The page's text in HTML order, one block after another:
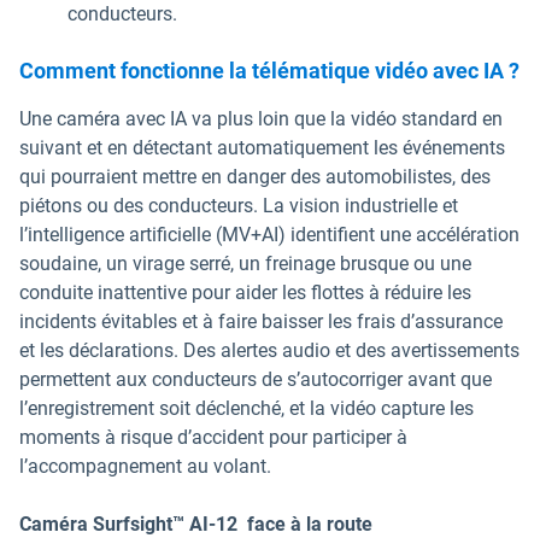
conducteurs.
Comment fonctionne la télématique vidéo avec IA ?
Une caméra avec IA va plus loin que la vidéo standard en
suivant et en détectant automatiquement les événements
qui pourraient mettre en danger des automobilistes, des
piétons ou des conducteurs. La vision industrielle et
l’intelligence artificielle (MV+AI) identifient une accélération
soudaine, un virage serré, un freinage brusque ou une
conduite inattentive pour aider les flottes à réduire les
incidents évitables et à faire baisser les frais d’assurance
et les déclarations. Des alertes audio et des avertissements
permettent aux conducteurs de s’autocorriger avant que
l’enregistrement soit déclenché, et la vidéo capture les
moments à risque d’accident pour participer à
l’accompagnement au volant.
Caméra Surfsight™ AI-12 face à la route